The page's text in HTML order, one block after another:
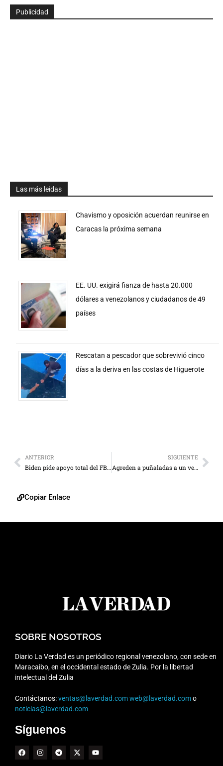
Publicidad
Las más leidas
Chavismo y oposición acuerdan reunirse en
Caracas la próxima semana
EE. UU. exigirá fianza de hasta 20.000
dólares a venezolanos y ciudadanos de 49
países
Rescatan a pescador que sobrevivió cinco
días a la deriva en las costas de Higuerote
ANTERIOR
Biden pide apoyo total del FBI a Monterey Park tras tiroteo masivo
SIGUIENTE
Agreden a puñaladas a un venezolano en Chile
Copiar Enlace
SOBRE NOSOTROS
Diario La Verdad es un periódico regional venezolano, con sede en
Maracaibo, en el occidental estado de Zulia. Por la libertad
intelectual del Zulia
Contáctanos:ventas@laverdad.comweb@laverdad.como
noticias@laverdad.com
Síguenos